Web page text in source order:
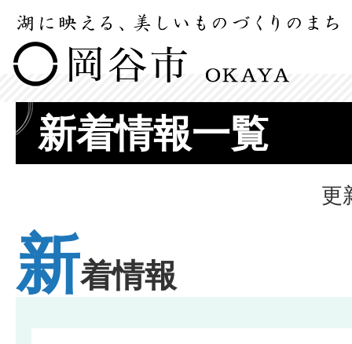
新着情報一覧
更
新着情報